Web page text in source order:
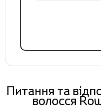
Питання та
волосся